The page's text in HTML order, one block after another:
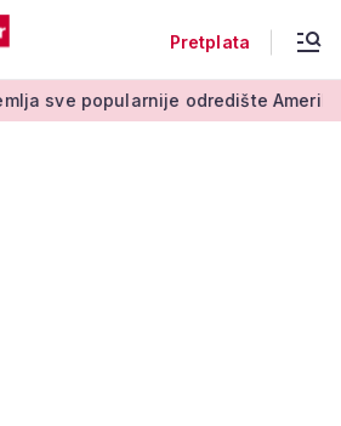
Pretplata
odredište Amerikanaca u